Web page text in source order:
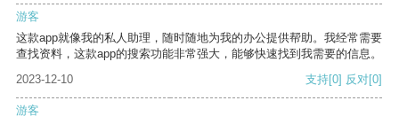
游客
这款app就像我的私人助理，随时随地为我的办公提供帮助。我经常需要
查找资料，这款app的搜索功能非常强大，能够快速找到我需要的信息。
2023-12-10
支持[0] 反对[0]
游客